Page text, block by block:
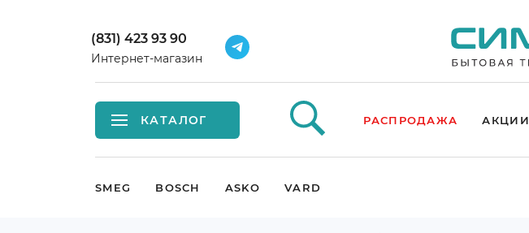
(831) 423 93 90
Интернет-магазин
КАТАЛОГ РАСПРОДАЖА АКЦИИ
SMEG BOSCH ASKO VARD